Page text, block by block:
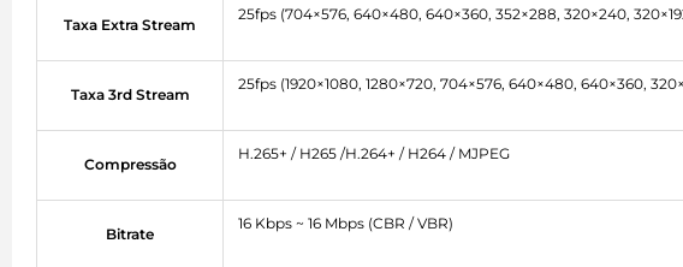
Taxa Extra Stream
25fps (704×576, 640×480, 640×360, 352×288, 320×240,
Taxa 3rd Stream
25fps (1920×1080, 1280×720, 704×576, 640×480, 640×360,
Compressão
H.265+ / H265 /H.264+ / H264 / MJPEG
Bitrate
16 Kbps ~ 16 Mbps (CBR / VBR)